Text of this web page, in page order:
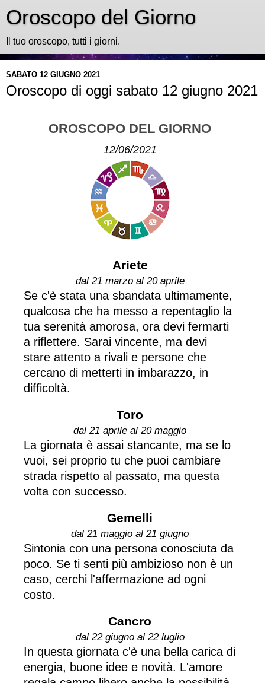
Oroscopo del Giorno
Il tuo oroscopo, tutti i giorni.
SABATO 12 GIUGNO 2021
Oroscopo di oggi sabato 12 giugno 2021
OROSCOPO DEL GIORNO
12/06/2021
Ariete
dal 21 marzo al 20 aprile
Se c'è stata una sbandata ultimamente,
qualcosa che ha messo a repentaglio la
tua serenità amorosa, ora devi fermarti
a riflettere. Sarai vincente, ma devi
stare attento a rivali e persone che
cercano di metterti in imbarazzo, in
difficoltà.
Toro
dal 21 aprile al 20 maggio
La giornata è assai stancante, ma se lo
vuoi, sei proprio tu che puoi cambiare
strada rispetto al passato, ma questa
volta con successo.
Gemelli
dal 21 maggio al 21 giugno
Sintonia con una persona conosciuta da
poco. Se ti senti più ambizioso non è un
caso, cerchi l'affermazione ad ogni
costo.
Cancro
dal 22 giugno al 22 luglio
In questa giornata c'è una bella carica di
energia, buone idee e novità. L'amore